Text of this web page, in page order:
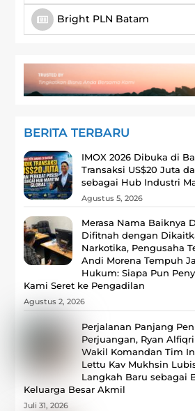
Bright PLN Batam
BERITA TERBARU
‎IMOX 2026 Dibuka di
Transaksi US$20 Juta
sebagai Hub Industri
Agustus 5, 2026
Merasa Nama Baiknya
Difitnah dengan
Narkotika, Pengusaha
Andi Morena Tempuh
Hukum: Siapa Pun
Kami Seret ke Pengadilan
Agustus 2, 2026
Perjalanan Panjang
Perjuangan, Ryan
Wakil Komandan Tim
Lettu Kav Mukhsin
Langkah Baru sebagai
Keluarga Besar Akmil
Juli 31, 2026